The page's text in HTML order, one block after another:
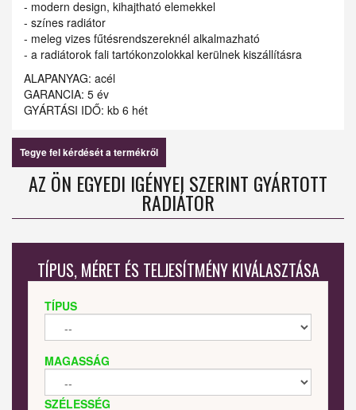
- modern design, kihajtható elemekkel
- színes radiátor
- meleg vizes fűtésrendszereknél alkalmazható
- a radiátorok fali tartókonzolokkal kerülnek kiszállításra
ALAPANYAG: acél
GARANCIA: 5 év
GYÁRTÁSI IDŐ: kb 6 hét
Tegye fel kérdését a termékről
AZ ÖN EGYEDI IGÉNYEI SZERINT GYÁRTOTT
RADIÁTOR
TÍPUS, MÉRET ÉS TELJESÍTMÉNY KIVÁLASZTÁSA
TÍPUS
MAGASSÁG
SZÉLESSÉG